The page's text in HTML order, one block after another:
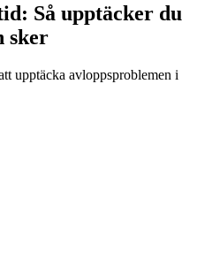
Så upptäcker du
sker
upptäcka avloppsproblemen i